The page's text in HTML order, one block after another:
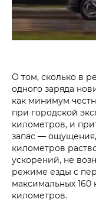
О том, сколько в
одного заряда
как минимум
при городской
километров, и
запас —
километров
ускорений, не
режиме езды с
максимальных 160
километров.